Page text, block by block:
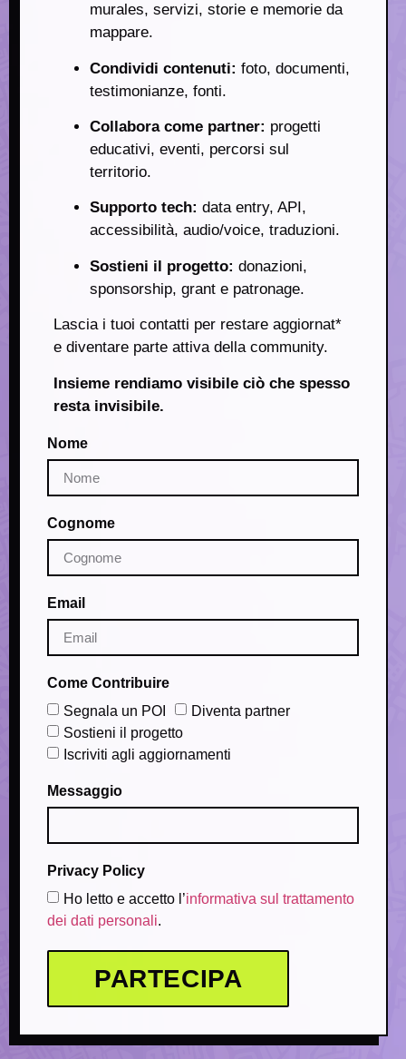
murales, servizi, storie e memorie da
mappare.
Condividi contenuti: foto, documenti,
testimonianze, fonti.
Collabora come partner: progetti
educativi, eventi, percorsi sul
territorio.
Supporto tech: data entry, API,
accessibilità, audio/voice, traduzioni.
Sostieni il progetto: donazioni,
sponsorship, grant e patronage.
Lascia i tuoi contatti per restare aggiornat*
e diventare parte attiva della community.
Insieme rendiamo visibile ciò che spesso
resta invisibile.
Nome
Cognome
Email
Come Contribuire
Segnala un POI
Diventa partner
Sostieni il progetto
Iscriviti agli aggiornamenti
Messaggio
Privacy Policy
Ho letto e accetto l’informativa sul trattamento
dei dati personali.
PARTECIPA